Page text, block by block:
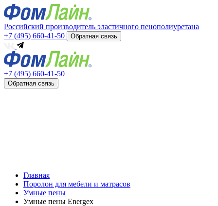
Российский производитель эластичного пенополиуретана
+7 (495) 660-41-50
Обратная связь
+7 (495) 660-41-50
Обратная связь
Главная
Поролон для мебели и матрасов
Умные пены
Умные пены Energex